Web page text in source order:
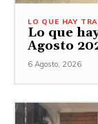
LO QUE HAY
Lo que
Agosto
6 Agosto, 2026